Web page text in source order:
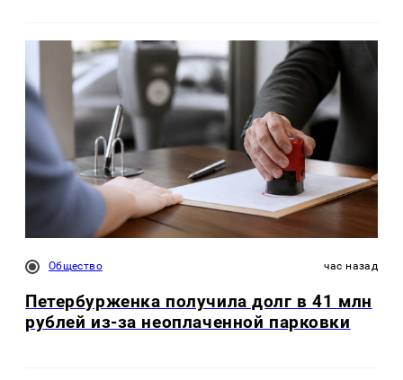
Общество час назад
Петербурженка получила долг в 41 млн
рублей из-за неоплаченной парковки